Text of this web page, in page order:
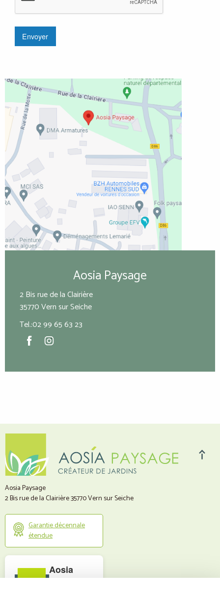
Aosia Paysage
2 Bis rue de la Clairière
35770 Vern sur Seiche
Tel.:02 99 65 63 23
Garantie décennale
étendue
Aosia
Aosia Paysage
2 Bis rue de la Clairière35770Vern sur Seiche